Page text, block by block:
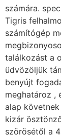
számára.
Tigris
számítógép
találkozást a
üdvözöljük
benyújt
meghatároz ,
alap
kizár
szörösétől a